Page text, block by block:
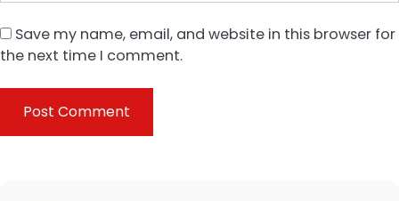
Save my name, email, and website in this browser for
the next time I comment.